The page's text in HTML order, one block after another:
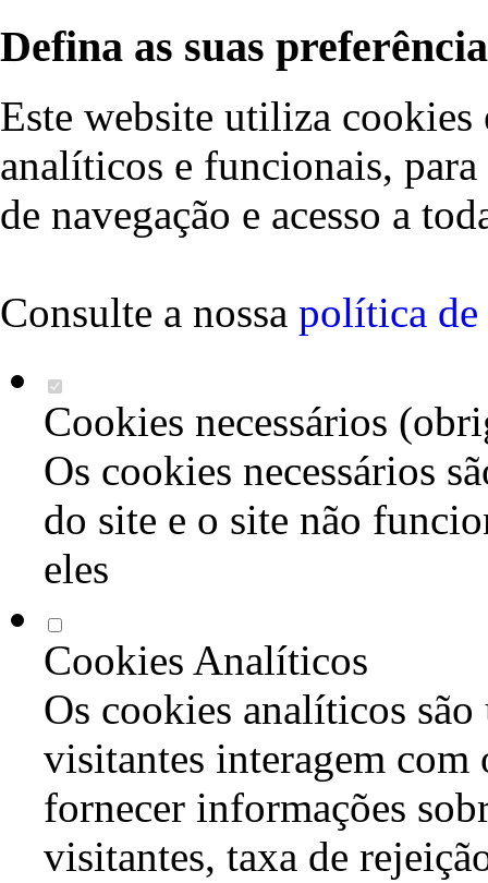
Defina as suas
Este website utiliza cookies
analíticos e funcionais,
de navegação e acesso a
Consulte a nossa política de
Cookies necessários
Os cookies necessários
do site e o site não
eles
Cookies Analíticos
Os cookies analíticos são
visitantes interagem com
fornecer informações
visitantes, taxa de